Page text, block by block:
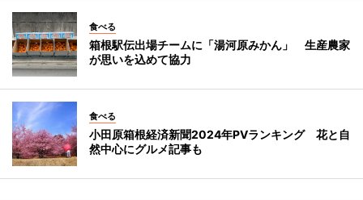
食べる
箱根駅伝出場チームに「湯河原みかん」 生産農家
が思いを込めて協力
食べる
小田原箱根経済新聞2024年PVランキング 花と自
然中心にグルメ記事も